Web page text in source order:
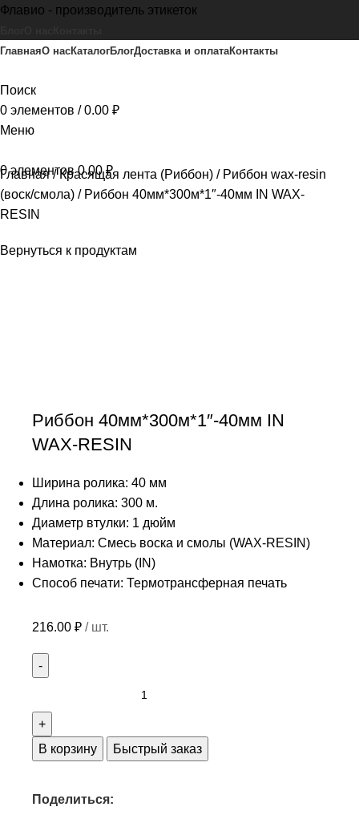
Флавио - производитель этикеток
ГлавнаяО насКаталогБлогДоставка и оплатаКонтакты
Поиск
0 элементов / 0.00 ₽
Меню
0элементов 0.00₽
Главная Красящая лента (Риббон)
Риббон wax-resin
(воск/смола)
Риббон 40мм*300м*1″-40мм IN WAX-
RESIN
Вернуться к продуктам
Риббон 40мм*300м*1″-40мм IN
WAX-RESIN
Ширина ролика: 40 мм
Длина ролика: 300 м.
Диаметр втулки: 1 дюйм
Материал: Смесь воска и смолы (WAX-RESIN)
Намотка: Внутрь (IN)
Способ печати: Термотрансферная печать
216.00 ₽ / шт.
В корзину Быстрый заказ
Поделиться: